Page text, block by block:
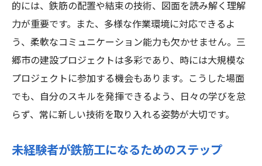
資格取得が鉄筋工に与えるメリット
三郷市で利用できる資格支援制度の詳細
資格取得のための効果的な学習法
三郷市での資格取得に向けたサポート内容
資格取得支援制度を活用するステップ
鉄筋工としての資格を生かしたキャリア
訣
的には、鉄筋の配置や結束の技術、図面を読み解く理解
力が重要です。また、多様な作業環境に対応できるよ
う、柔軟なコミュニケーション能力も欠かせません。三
郷市の建設プロジェクトは多彩であり、時には大規模な
プロジェクトに参加する機会もあります。こうした場面
でも、自分のスキルを発揮できるよう、日々の学びを怠
らず、常に新しい技術を取り入れる姿勢が大切です。
未経験者が鉄筋工になるためのステップ